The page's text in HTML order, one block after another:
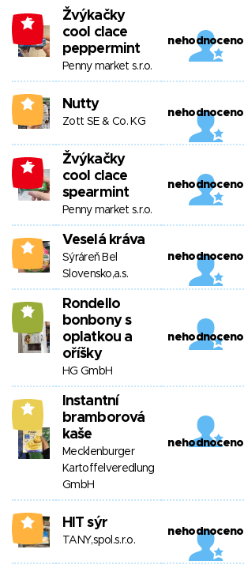
-5
Žvýkačky
cool clace
peppermint
Penny market s.r.o.
nehodnoceno
0 Nutty
Zott SE & Co. KG
nehodnoceno
-5
Žvýkačky
cool clace
spearmint
Penny market s.r.o.
nehodnoceno
0 Veselá kráva
Sýráreň Bel
Slovensko,a.s.
nehodnoceno
14
Rondello
bonbony s
oplatkou a
oříšky
HG GmbH
nehodnoceno
5
Instantní
bramborová
kaše
Mecklenburger
Kartoffelveredlung
GmbH
nehodnoceno
0 HIT sýr
TANY,spol.s.r.o.
nehodnoceno